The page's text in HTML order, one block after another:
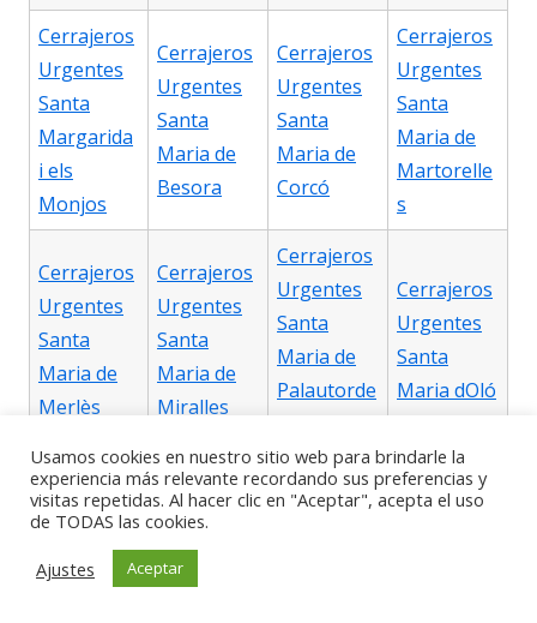
Cerrajeros
Urgentes
Santa
Margarida
i els
Monjos
Cerrajeros
Urgentes
Santa
Maria de
Besora
Cerrajeros
Urgentes
Santa
Maria de
Corcó
Cerrajeros
Urgentes
Santa
Maria de
Martorelle
s
Cerrajeros
Urgentes
Santa
Maria de
Merlès
Cerrajeros
Urgentes
Santa
Maria de
Miralles
Cerrajeros
Urgentes
Santa
Maria de
Palautorde
Cerrajeros
Urgentes
Santa
Maria dOló
Cerrajeros
Urgentes
Perpètua
Cerrajeros
Santa
Usamos cookies en nuestro sitio web para brindarle la
experiencia más relevante recordando sus preferencias y
visitas repetidas. Al hacer clic en "Aceptar", acepta el uso
de TODAS las cookies.
Ajustes
Aceptar